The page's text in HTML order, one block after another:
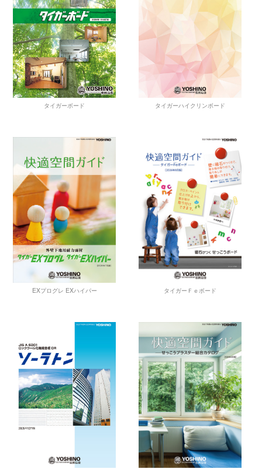
タイガーボード タイガーハイクリンボード
EXプログレ EXハイパー タイガーＦｅボード